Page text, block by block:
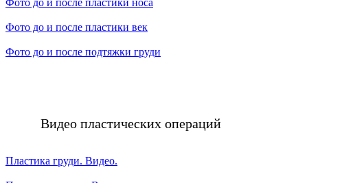
Фото до и после пластики век
Фото до и после подтяжки груди
Видео пластических операций
Пластика груди. Видео.